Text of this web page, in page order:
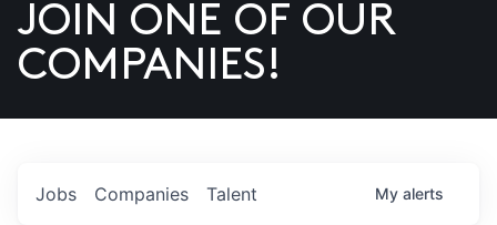
US
JOIN ONE OF OUR
COMPANIES!
Jobs Companies Talent My alerts